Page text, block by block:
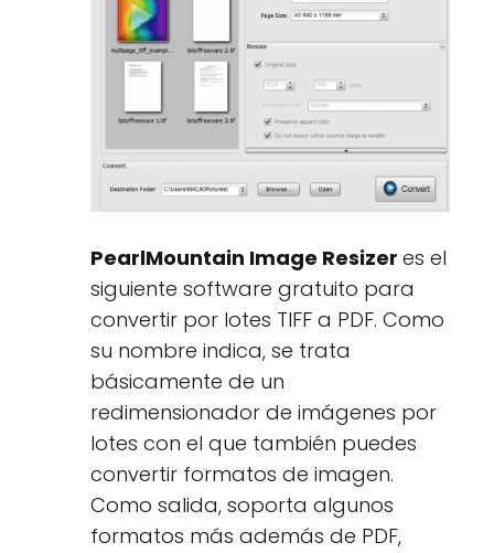
PearlMountain Image Resizer es el
siguiente software gratuito para
convertir por lotes TIFF a PDF. Como
su nombre indica, se trata
básicamente de un
redimensionador de imágenes por
lotes con el que también puedes
convertir formatos de imagen.
Como salida, soporta algunos
formatos más además de PDF,